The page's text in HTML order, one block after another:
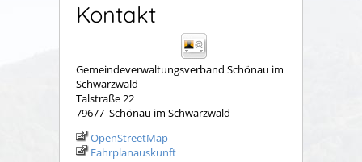
Kontakt
Gemeindeverwaltungsverband Schönau im
Schwarzwald
Talstraße 22
79677 Schönau im Schwarzwald
OpenStreetMap
Fahrplanauskunft